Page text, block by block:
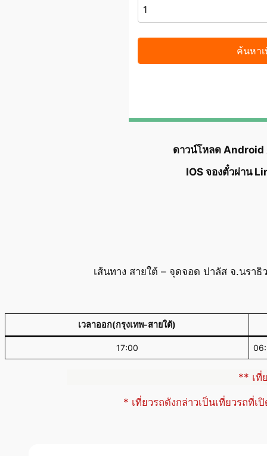
ดาวน์โหลด Android
IOS จองตั๋วผ่าน
เส้นทาง สายใต้ – จุดจอด ปาลัส จ.นรา
เวลาออก(กรุงเทพ-สายใต้)
17:00
** เที่
* เที่ยวรถดังกล่าวเป็นเที่ยวรถที่